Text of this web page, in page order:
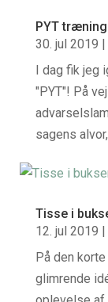
PYT
30. jul 2019 |
I dag fik jeg
"PYT"! På
sagens
Tisse i
12. jul 2019 |
På den korte
glimrende